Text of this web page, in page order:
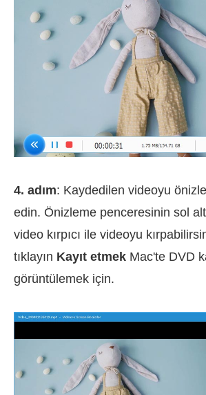
4. adım: Kaydedilen videoyu
edin. Önizleme penceresinin sol
video kırpıcı ile videoyu
tıklayın Kayıt etmek Mac'te DVD
görüntülemek için.